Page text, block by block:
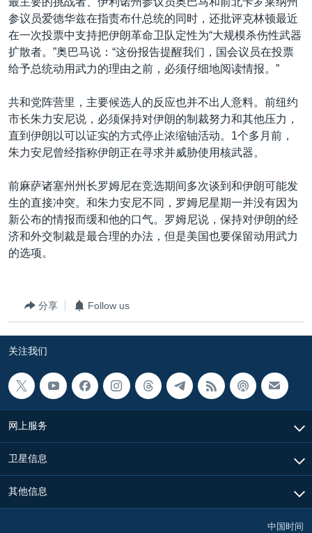
参议员爱德华兹在指责布什总统的同时，还批评克林顿最近
在一次投票中支持把伊朗革命卫队定性为“大规模杀伤性武器
扩散者。”奥巴马说：“这份报告提醒我们，国会议员在投票
给予总统动用武力的理由之前，必须仔细地阅读情报。”
共和党阵营里，主要候选人的反应也并不出人意料。前纽约
市长朱力安尼说，必须保持对伊朗的制裁努力和其他压力，
直到伊朗以可以证实的方式停止浓缩铀活动。1个多月前，
朱力安尼曾经指称伊朗正在寻求并威胁使用核武器。
前麻萨诸塞州州长罗姆尼在竞选期间多次谈到和伊朗可能发
生的直接冲突。和朱力安尼不同，罗姆尼星期一并没有因为
新公布的情报而缓和他的口气。罗姆尼说，保持对伊朗的经
济和外交制裁是最合理的办法，但是美国也要保留动用武力
的选项。
分享 Follow us
关注我们
网上服务
卫星信息
其他信息
中国时间